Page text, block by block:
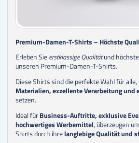
Premium-Damen-T-Shirts – Höchste
Erleben Sieerstklassige Qualitätund
unseren Premium-Damen-T-Shirts.
Diese Shirts sind die perfekte Wahl für alle,
Materialien, exzellente Verarbeitung und
setzen.
Ideal fürBusiness-Auftritte, exklusive
hochwertiges Werbemittel, überzeugen
Shirts durch ihrelanglebige Qualität und